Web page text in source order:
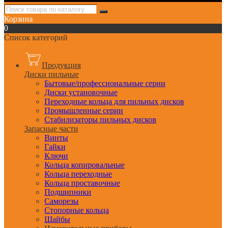
Корзина
0
Список категорий
Продукция
Диски пильные
Бытовые/профессиональные серии
Диски установочные
Переходные кольца для пильных дисков
Промышленные серии
Стабилизаторы пильных дисков
Запасные части
Винты
Гайки
Ключи
Кольца копировальные
Кольца переходные
Кольца проставочные
Подшипники
Саморезы
Стопорные кольца
Шайбы